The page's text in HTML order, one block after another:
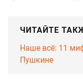
ЧИТАЙТЕ
Наше всё: 11
Пушкине